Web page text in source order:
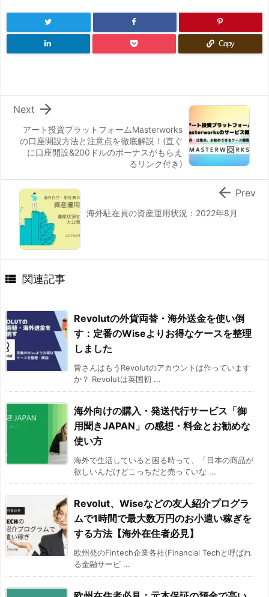
Copy
アート投資プラットフォームMasterworks
の口座開設方法と注意点を徹底解説！(直ぐ
に口座開設&200ドルのボーナスがもらえ
るリンク付き)

Next
海外駐在員の資産運用状況：2022年8月
 Prev
 関連記事
Revolutの外貨両替・海外送金を使い倒
す：定番のWiseよりお得なケースを整理
しました
皆さんはもうRevolutのアカウントは作っています
か？ Revolutは英国初 ...
海外向けの購入・発送代行サービス「御
用聞きJAPAN」の感想・料金とお勧めな
使い方
海外で生活していると困る時って、「日本の商品が
欲しいんだけどこっちだと売っていな ...
Revolut、Wiseなどの友人紹介プログラ
ムで1時間で最大数万円のお小遣い稼ぎを
する方法【海外在住者必見】
欧州発のFintech企業各社(Financial Techと呼ばれ
る金融サービ ...